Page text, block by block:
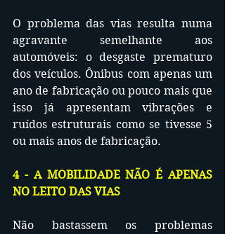
O problema das vias resulta numa
agravante semelhante aos
automóveis: o desgaste prematuro
dos veículos. Ônibus com apenas um
ano de fabricação ou pouco mais que
isso já apresentam vibrações e
ruídos estruturais como se tivesse 5
ou mais anos de fabricação.
4 - A MOBILIDADE NÃO É APENAS
NO LEITO DAS VIAS
Não bastassem os problemas